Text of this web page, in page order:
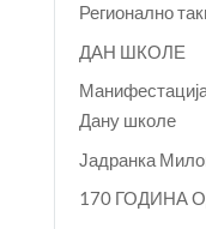
Регионално
ДАН ШКОЛЕ
Дану школе
Јадранка
170 ГОДИНА